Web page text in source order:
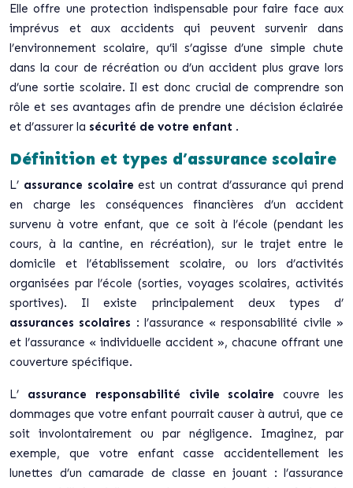
Elle offre une protection indispensable pour faire face aux
imprévus et aux accidents qui peuvent survenir dans
l’environnement scolaire, qu’il s’agisse d’une simple chute
dans la cour de récréation ou d’un accident plus grave lors
d’une sortie scolaire. Il est donc crucial de comprendre son
rôle et ses avantages afin de prendre une décision éclairée
et d’assurer la sécurité de votre enfant .
Définition et types d’assurance scolaire
L’ assurance scolaireest un contrat d’assurance qui prend
en charge les conséquences financières d’un accident
survenu à votre enfant, que ce soit à l’école (pendant les
cours, à la cantine, en récréation), sur le trajet entre le
domicile et l’établissement scolaire, ou lors d’activités
organisées par l’école (sorties, voyages scolaires, activités
sportives). Il existe principalement deux types d’
assurances scolaires : l’assurance « responsabilité civile »
et l’assurance « individuelle accident », chacune offrant une
couverture spécifique.
L’ assurance responsabilité civile scolairecouvre les
dommages que votre enfant pourrait causer à autrui, que ce
soit involontairement ou par négligence. Imaginez, par
exemple, que votre enfant casse accidentellement les
lunettes d’un camarade de classe en jouant : l’assurance